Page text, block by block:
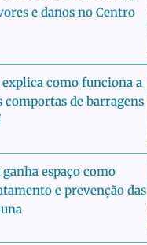
e danos no Centro
como funciona a
comportas de barragens
espaço como
e prevenção das